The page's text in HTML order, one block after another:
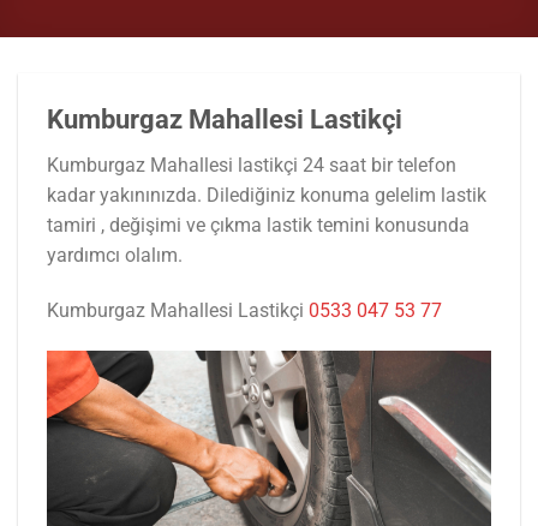
Kumburgaz Mahallesi Lastikçi
Kumburgaz Mahallesi lastikçi 24 saat bir telefon
kadar yakınınızda. Dilediğiniz konuma gelelim lastik
tamiri , değişimi ve çıkma lastik temini konusunda
yardımcı olalım.
Kumburgaz Mahallesi Lastikçi 0533 047 53 77